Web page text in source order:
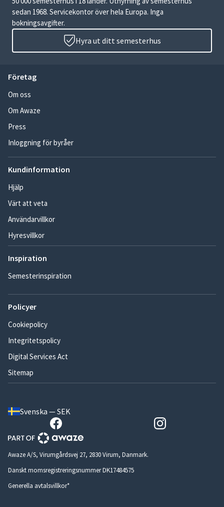
sedan 1968. Servicekontor över hela Europa. Inga
bokningsavgifter.
Hyra ut ditt semesterhus
Företag
Om oss
Om Awaze
Press
Inloggning för byråer
Kundinformation
Hjälp
Värt att veta
Användarvillkor
Hyresvillkor
Inspiration
Semesterinspiration
Policyer
Cookiepolicy
Integritetspolicy
Digital Services Act
Sitemap
Svenska — SEK
Awaze A/S, Virumgårdsvej 27, 2830 Virum, Danmark.
Danskt momsregistreringsnummer DK17484575
Generella avtalsvillkor*